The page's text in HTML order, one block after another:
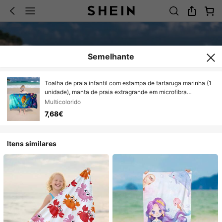
Semelhante
Toalha de praia infantil com estampa de tartaruga marinha (1
unidade), manta de praia extragrande em microfibra
supermacia, toalha de banho superabsorvente, ideal para
viagens, piscina, mergulho, surfe, ioga e camping. Disponível
em vários tamanhos. Acessórios de praia para praia, piscina,
Multicolorido
7,68€
Itens similares